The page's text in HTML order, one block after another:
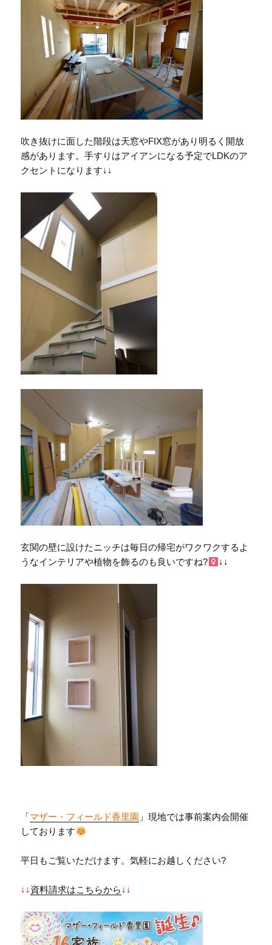
吹き抜けに面した階段は天窓やFIX窓があり明るく開放
感があります。手すりはアイアンになる予定でLDKのア
クセントになります↓↓
玄関の壁に設けたニッチは毎日の帰宅がワクワクするよ
うなインテリアや植物を飾るのも良いですね?‍
↓↓
「マザー・フィールド香里園 」現地では事前案内会開催
しております
平日もご覧いただけます。気軽にお越しください?
↓↓資料請求はこちらから ↓↓